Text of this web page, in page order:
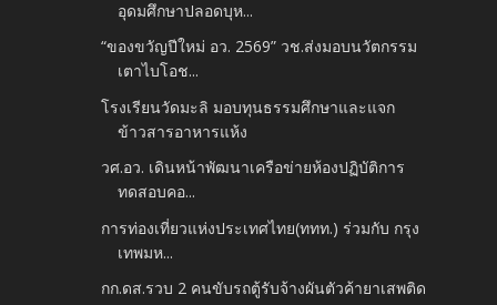
อุดมศึกษาปลอดบุห...
“ของขวัญปีใหม่ อว. 2569” วช.ส่งมอบนวัตกรรม
เตาไบโอช...
โรงเรียนวัดมะลิ มอบทุนธรรมศึกษาและแจก
ข้าวสารอาหารแห้ง
วศ.อว. เดินหน้าพัฒนาเครือข่ายห้องปฏิบัติการ
ทดสอบคอ...
การท่องเที่ยวแห่งประเทศไทย(ททท.) ร่วมกับ กรุง
เทพมห...
กก.ดส.รวบ 2 คนขับรถตู้รับจ้างผันตัวค้ายาเสพติด